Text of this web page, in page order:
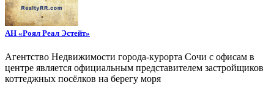
АН «Роял Реал Эстейт»
Агентство Недвижимости города-курорта Сочи с офисам в
центре является официальным представителем застройщиков
коттеджных посёлков на берегу моря